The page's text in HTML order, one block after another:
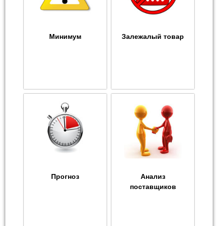
Минимум Залежалый товар
Прогноз
Анализ
поставщиков